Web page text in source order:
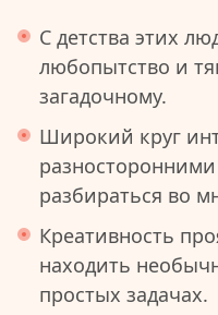
С детства этих
любопытство и
загадочному.
Широкий круг
разбираться во
Креативность
находить
простых задачах.